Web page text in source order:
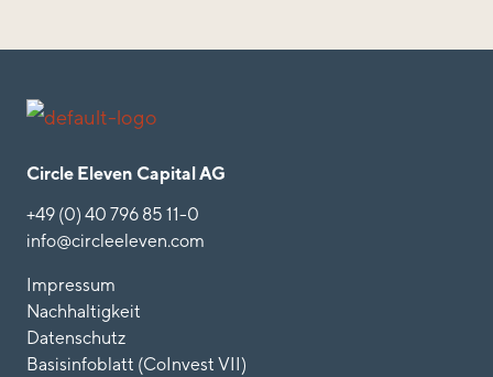
Circle Eleven Capital AG
+49 (0) 40 796 85 11-0
info@circleeleven.com
Impressum
Nachhaltigkeit
Datenschutz
Basisinfoblatt (CoInvest VII)